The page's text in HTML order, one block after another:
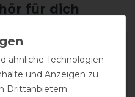
für dich
-20%
ähnliche Technologien
und Anzeigen zu
Drittanbietern